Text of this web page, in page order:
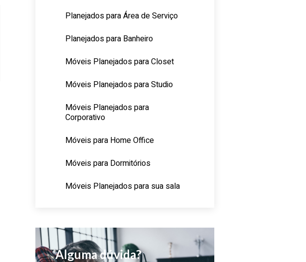
Planejados para Área de Serviço
Planejados para Banheiro
Móveis Planejados para Closet
Móveis Planejados para Studio
Móveis Planejados para
Corporativo
Móveis para Home Office
Móveis para Dormitórios
Móveis Planejados para sua sala
Alguma dúvida?